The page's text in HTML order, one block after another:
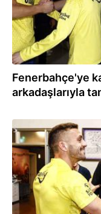
Fenerbahçe'ye
arkadaşlarıyla
12.01.2024